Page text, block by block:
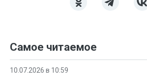
Самое читаемое
10.07.2026 в 10:59